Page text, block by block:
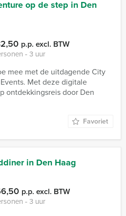
op de step in Den
p.p. excl. BTW
‐ 3 uur
mee met de uitdagende City
Met deze digitale
ontdekkingsreis door Den
Favoriet
in Den Haag
p.p. excl. BTW
‐ 3 uur